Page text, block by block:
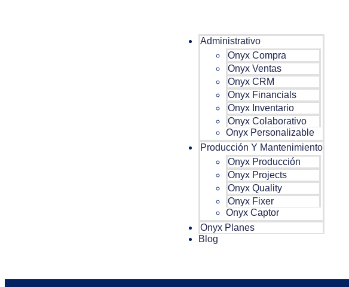
Administrativo
Onyx Compra
Onyx Ventas
Onyx CRM
Onyx Financials
Onyx Inventario
Onyx Colaborativo
Onyx Personalizable
Producción Y Mantenimiento
Onyx Producción
Onyx Projects
Onyx Quality
Onyx Fixer
Onyx Captor
Onyx Planes
Blog
Órdenes de Fabricación